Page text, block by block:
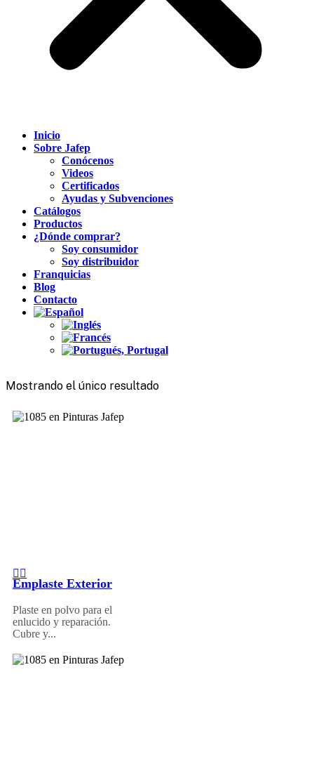
Inicio
Sobre Jafep
Conócenos
Videos
Certificados
Ayudas y Subvenciones
Catálogos
Productos
¿Dónde comprar?
Soy consumidor
Soy distribuidor
Franquicias
Blog
Contacto
Mostrando el único resultado
Emplaste Exterior
Plaste en polvo para el
enlucido y reparación.
Cubre y...